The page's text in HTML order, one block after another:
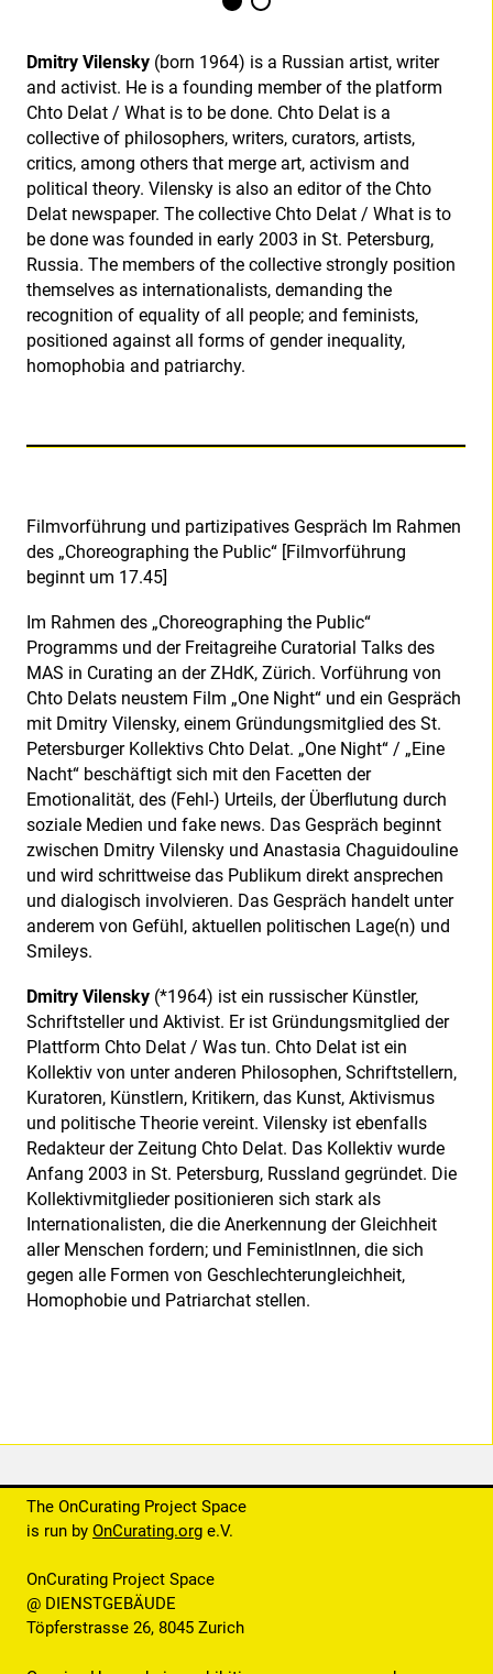
Dmitry Vilensky (born 1964) is a Russian artist, writer
and activist. He is a founding member of the platform
Chto Delat / What is to be done. Chto Delat is a
collective of philosophers, writers, curators, artists,
critics, among others that merge art, activism and
political theory. Vilensky is also an editor of the Chto
Delat newspaper. The collective Chto Delat / What is to
be done was founded in early 2003 in St. Petersburg,
Russia. The members of the collective strongly position
themselves as internationalists, demanding the
recognition of equality of all people; and feminists,
positioned against all forms of gender inequality,
homophobia and patriarchy.
Filmvorführung und partizipatives Gespräch Im Rahmen
des „Choreographing the Public“ [Filmvorführung
beginnt um 17.45]
Im Rahmen des „Choreographing the Public“
Programms und der Freitagreihe Curatorial Talks des
MAS in Curating an der ZHdK, Zürich. Vorführung von
Chto Delats neustem Film „One Night“ und ein Gespräch
mit Dmitry Vilensky, einem Gründungsmitglied des St.
Petersburger Kollektivs Chto Delat. „One Night“ / „Eine
Nacht“ beschäftigt sich mit den Facetten der
Emotionalität, des (Fehl-) Urteils, der Überﬂutung durch
soziale Medien und fake news. Das Gespräch beginnt
zwischen Dmitry Vilensky und Anastasia Chaguidouline
und wird schrittweise das Publikum direkt ansprechen
und dialogisch involvieren. Das Gespräch handelt unter
anderem von Gefühl, aktuellen politischen Lage(n) und
Smileys.
Dmitry Vilensky (*1964) ist ein russischer Künstler,
Schriftsteller und Aktivist. Er ist Gründungsmitglied der
Plattform Chto Delat / Was tun. Chto Delat ist ein
Kollektiv von unter anderen Philosophen, Schriftstellern,
Kuratoren, Künstlern, Kritikern, das Kunst, Aktivismus
und politische Theorie vereint. Vilensky ist ebenfalls
Redakteur der Zeitung Chto Delat. Das Kollektiv wurde
Anfang 2003 in St. Petersburg, Russland gegründet. Die
Kollektivmitglieder positionieren sich stark als
Internationalisten, die die Anerkennung der Gleichheit
aller Menschen fordern; und FeministInnen, die sich
gegen alle Formen von Geschlechterungleichheit,
Homophobie und Patriarchat stellen.
The OnCurating Project Space
is run by OnCurating.org e.V.
OnCurating Project Space
@ DIENSTGEBÄUDE
Töpferstrasse 26, 8045 Zurich